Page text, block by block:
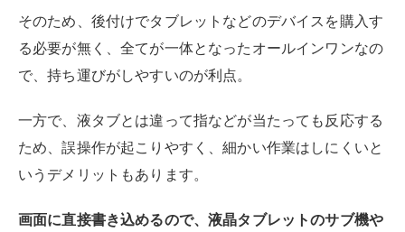
が、本格的に作業をしたいなら液晶タブレットを利用し
ましょう。
また、より高機能な製品が欲しくなったときは、基本的
に本体丸ごと買い替える必要があります。
デバイスだけ高性能な製品に買い替えられる板タブや液
タブに比べると、買い替えにコストがかかる点には注意
が必要です。